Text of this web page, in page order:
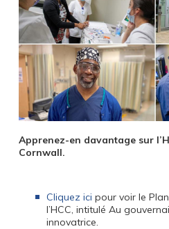
Apprenez-en davantage sur
Cornwall.
Cliquez ici pour voir le
l’HCC, intitulé Au
innovatrice.